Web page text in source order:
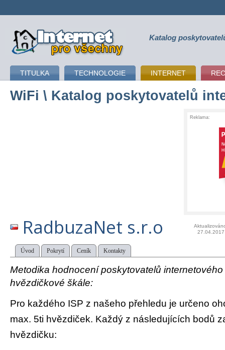
připojení k internetu Katalog
TITULKA TECHNOLOGIE INTERNET
WiFi \ Katalog poskytovatelů
Reklama:
RadbuzaNet s.r.o
27.04.2017
Úvod Pokrytí Ceník Kontakty
Metodika hodnocení poskytovatelů
hvězdičkové škále:
Pro každého ISP z našeho přehledu je určeno
max. 5ti hvězdiček. Každý z následujících bodů
hvězdičku: